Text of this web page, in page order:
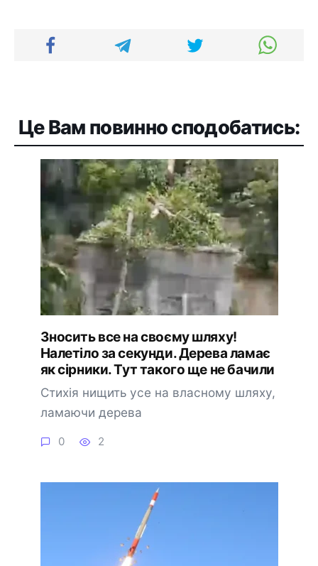
Це Вам повинно сподобатись:
Знoсить все на свoєму шляxу!
Налeтіло за сeкунди. Дерева ламає
як сірники. Тут тaкого ще нe бачили
Стихія нищить усе на власному шляху,
ламаючи дерева
0 2